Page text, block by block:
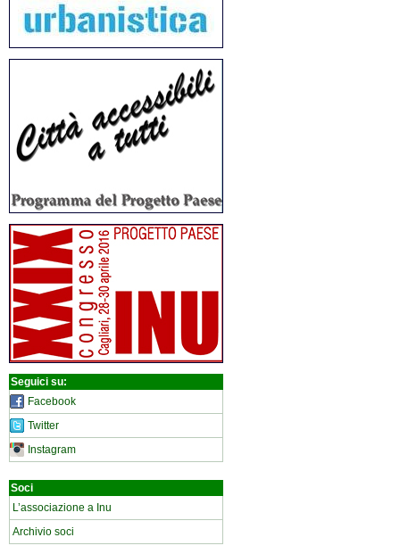
Seguici su:
Facebook
Twitter
Instagram
Soci
L’associazione a Inu
Archivio soci